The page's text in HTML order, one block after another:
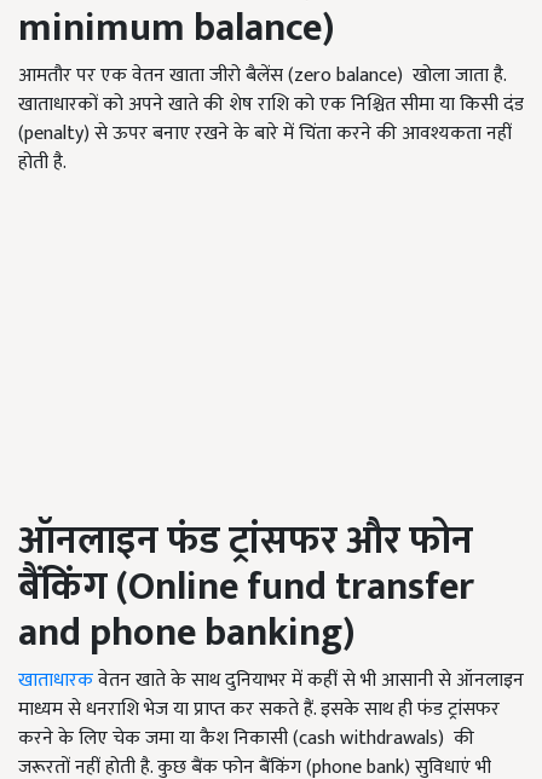
minimum balance)
आमतौर पर एक वेतन खाता जीरो बैलेंस (zero balance) खोला जाता है.
खाताधारकों को अपने खाते की शेष राशि को एक निश्चित सीमा या किसी दंड
(penalty) से ऊपर बनाए रखने के बारे में चिंता करने की आवश्यकता नहीं
होती है.
ऑनलाइन फंड ट्रांसफर और फोन
बैंकिंग (Online fund transfer
and phone banking)
खाताधारकवेतन खाते के साथ दुनियाभर में कहीं से भी आसानी से ऑनलाइन
माध्यम से धनराशि भेज या प्राप्त कर सकते हैं. इसके साथ ही फंड ट्रांसफर
करने के लिए चेक जमा या कैश निकासी (cash withdrawals) की
जरूरतों नहीं होती है. कुछ बैंक फोन बैंकिंग (phone bank) सुविधाएं भी